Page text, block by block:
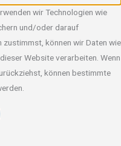
wir Technologien wie
und/oder darauf
zustimmst, können wir Daten wie
Website verarbeiten. Wenn
können bestimmte